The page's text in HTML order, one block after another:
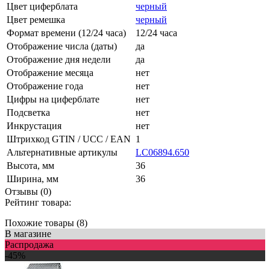
Цвет циферблата
черный
Цвет ремешка
черный
Формат времени (12/24 часа)
12/24 часа
Отображение числа (даты)
да
Отображение дня недели
да
Отображение месяца
нет
Отображение года
нет
Цифры на циферблате
нет
Подсветка
нет
Инкрустация
нет
Штрихкод GTIN / UCC / EAN 1
Альтернативные артикулы
LC06894.650
Высота, мм
36
Ширина, мм
36
Отзывы (0)
Рейтинг товара:
Похожие товары (8)
В магазине
Распродажа
-45%